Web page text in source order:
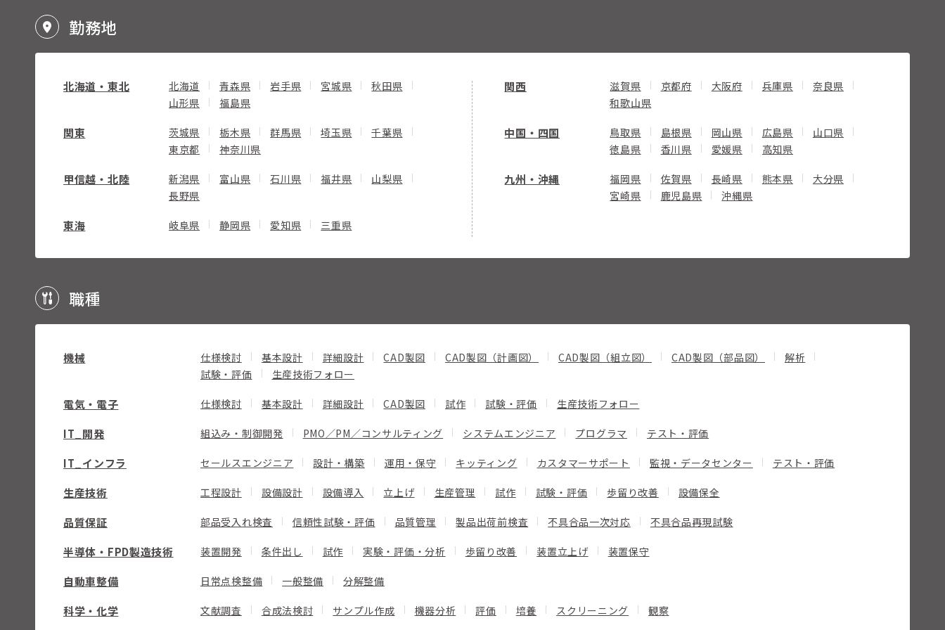
勤務地
北海道・東北 北海道 青森県 岩手県 宮城県
秋田県
山形県
福島県
関東 茨城県 栃木県 群馬県 埼玉県
千葉県
東京都
神奈川県
甲信越・北陸 新潟県 富山県 石川県 福井県
山梨県
長野県
東海 岐阜県 静岡県 愛知県 三重県
関西 滋賀県 京都府 大阪府 兵庫県
奈良県
和歌山県
中国・四国 鳥取県 島根県 岡山県 広島県
山口県
徳島県
香川県 愛媛県 高知県
九州・沖縄 福岡県 佐賀県 長崎県 熊本県
大分県
宮崎県
鹿児島県 沖縄県
職種
機械 仕様検討 基本設計 詳細設計 CAD製図 CAD製図（計画図） CAD製図（組立図） CAD製図（部品図）
解析
試験・評価
生産技術フォロー
電気・電子 仕様検討 基本設計 詳細設計 CAD製図 試作 試験・評価 生産技術フォロー
IT_開発 組込み・制御開発 PMO／PM／コンサルティング システムエンジニア プログラマ テスト・評価
IT_インフラ セールスエンジニア 設計・構築 運用・保守 キッティング カスタマーサポート 監視・データセンター テスト・評価
生産技術 工程設計 設備設計 設備導入 立上げ 生産管理 試作 試験・評価 歩留り改善 設備保全
品質保証 部品受入れ検査 信頼性試験・評価 品質管理 製品出荷前検査 不具合品一次対応 不具合品再現試験
半導体・FPD製造技術 装置開発 条件出し 試作 実験・評価・分析 歩留り改善 装置立上げ 装置保守
自動車整備 日常点検整備 一般整備 分解整備
科学・化学 文献調査 合成法検討 サンプル作成 機器分析 評価 培養 スクリーニング 観察